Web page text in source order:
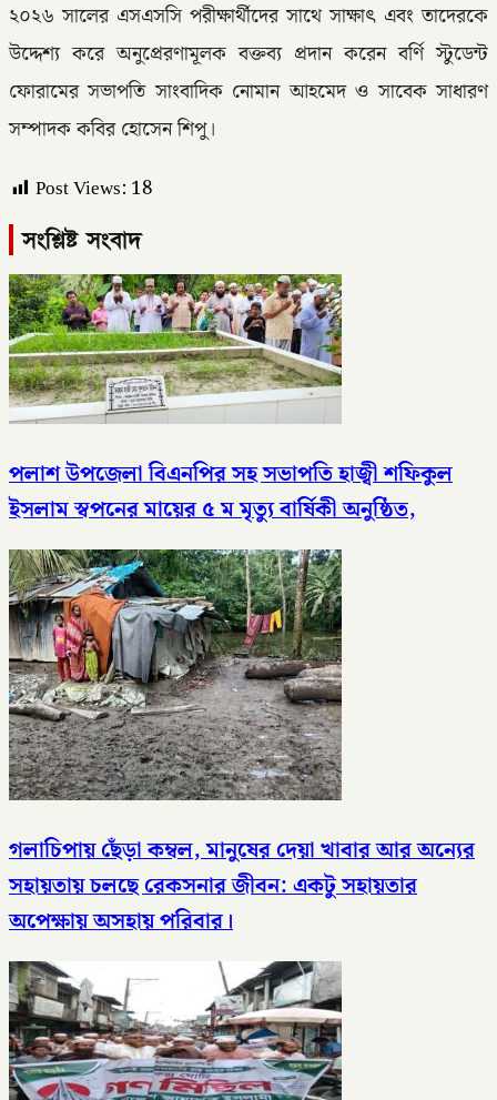
২০২৬ সালের এসএসসি পরীক্ষার্থীদের সাথে সাক্ষাৎ এবং তাদেরকে
উদ্দেশ্য করে অনুপ্রেরণামূলক বক্তব্য প্রদান করেন বর্ণি স্টুডেন্ট
ফোরামের সভাপতি সাংবাদিক নোমান আহমেদ ও সাবেক সাধারণ
সম্পাদক কবির হোসেন শিপু।
Post Views: 18
সংশ্লিষ্ট সংবাদ
পলাশ উপজেলা বিএনপির সহ সভাপতি হাজ্বী শফিকুল
ইসলাম স্বপনের মায়ের ৫ ম মৃত্যু বার্ষিকী অনুষ্ঠিত,
গলাচিপায় ছেঁড়া কম্বল, মানুষের দেয়া খাবার আর অন্যের
সহায়তায় চলছে রেকসনার জীবন: একটু সহায়তার
অপেক্ষায় অসহায় পরিবার।